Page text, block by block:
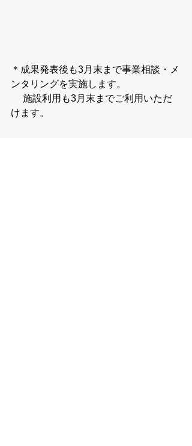
＊成果発表後も3月末まで事業相談・メ
ンタリングを実施します。
施設利用も3月末までご利用いただ
けます。